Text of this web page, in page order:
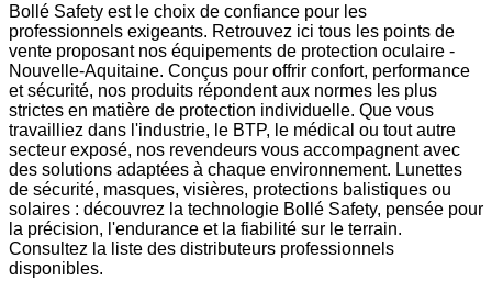
Bollé Safety est le choix de confiance pour les
professionnels exigeants. Retrouvez ici tous les points de
vente proposant nos équipements de protection oculaire -
Nouvelle-Aquitaine. Conçus pour offrir confort, performance
et sécurité, nos produits répondent aux normes les plus
strictes en matière de protection individuelle. Que vous
travailliez dans l'industrie, le BTP, le médical ou tout autre
secteur exposé, nos revendeurs vous accompagnent avec
des solutions adaptées à chaque environnement. Lunettes
de sécurité, masques, visières, protections balistiques ou
solaires : découvrez la technologie Bollé Safety, pensée pour
la précision, l'endurance et la fiabilité sur le terrain.
Consultez la liste des distributeurs professionnels
disponibles.